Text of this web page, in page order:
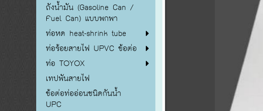
ถังน้ำมัน (Gasoline Can /
Fuel Can) แบบพกพา
ท่อหด heat-shrink tube
ท่อร้อยสายไฟ UPVC ข้อต่อ
ท่อ TOYOX
เทปพันสายไฟ
ข้อต่อท่ออ่อนชนิดกันน้ำ
UPC